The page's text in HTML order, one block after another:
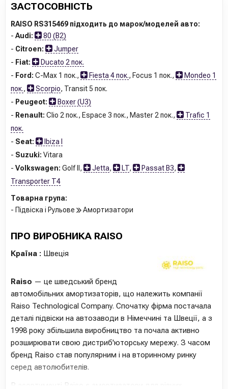
ЗАСТОСОВНІСТЬ
RAISO RS315469 підходить до марок/моделей авто:
- Audi:
80 (B2)
- Citroen:
Jumper
- Fiat:
Ducato 2 пок.
- Ford: C-Max 1 пок., Fiesta 4 пок., Focus 1 пок.,
Mondeo 1
пок., Scorpio, Transit 5 пок.
- Peugeot:
Boxer (U3)
- Renault: Clio 2 пок., Espace 3 пок., Master 2 пок.,
Trafic 1
пок.
- Seat:
Ibiza I
- Suzuki: Vitara
- Volkswagen: Golf II , Jetta, LT, Passat B3,
Transporter T4
Товарна група:
- Підвіска і Рульове
Амортизатори
ПРО ВИРОБНИКА RAISO
Країна : Швеція
Raiso — це шведський бренд
автомобільних амортизаторів, що належить компанії
Raiso Technological Company. Спочатку фірма постачала
деталі підвіски на автозаводи в Німеччині та Швеції, а з
1998 року збільшила виробництво та почала активно
розширювати свою дистриб'юторську мережу. З часом
бренд Raiso став популярним і на вторинному ринку
серед автолюбителів.
В асортименті Raiso є амортизатори для різних